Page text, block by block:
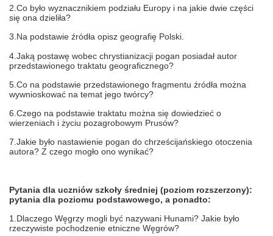
2.Co było wyznacznikiem podziału Europy i na jakie dwie części
się ona dzieliła?
3.Na podstawie źródła opisz geografię Polski.
4.Jaką postawę wobec chrystianizacji pogan posiadał autor
przedstawionego traktatu geograficznego?
5.Co na podstawie przedstawionego fragmentu źródła można
wywnioskować na temat jego twórcy?
6.Czego na podstawie traktatu można się dowiedzieć o
wierzeniach i życiu pozagrobowym Prusów?
7.Jakie było nastawienie pogan do chrześcijańskiego otoczenia
autora? Z czego mogło ono wynikać?
Pytania dla uczniów szkoły średniej (poziom rozszerzony):
pytania dla poziomu podstawowego, a ponadto:
1.Dlaczego Węgrzy mogli być nazywani Hunami? Jakie było
rzeczywiste pochodzenie etniczne Węgrów?